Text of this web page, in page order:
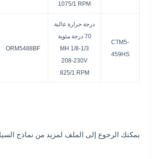
1075/1 RPM
CTM5-
459HS
درجة حرارة عالية
70 درجة مئوية
MH 1/8-1/3
208-230V
825/1 RPM
ORM5488BF
يمكنك الرجوع إلى الملف لمزيد من نماذج